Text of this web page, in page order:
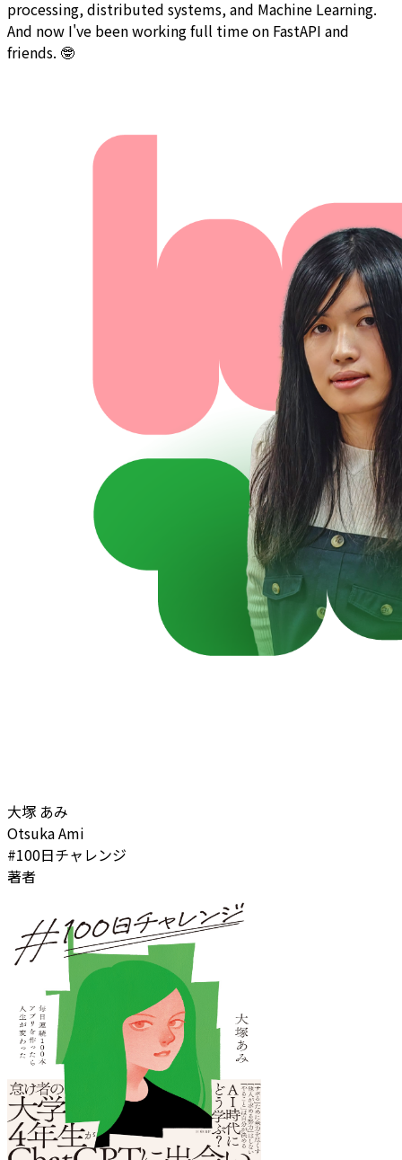
processing, distributed systems, and Machine Learning.
And now I've been working full time on FastAPI and
friends. 🤓
大塚 あみ
Otsuka Ami
#100日チャレンジ
著者